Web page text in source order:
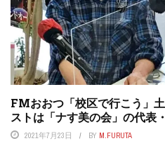
FMおおつ「校区で行こう」
ストは「ナす美の会」の代表
2021年7月23日 BY M.FURUTA